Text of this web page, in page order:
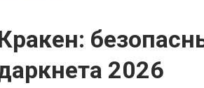
2026